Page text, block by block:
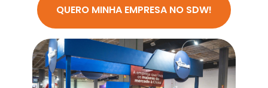
QUERO MINHA EMPRESA NO SDW!